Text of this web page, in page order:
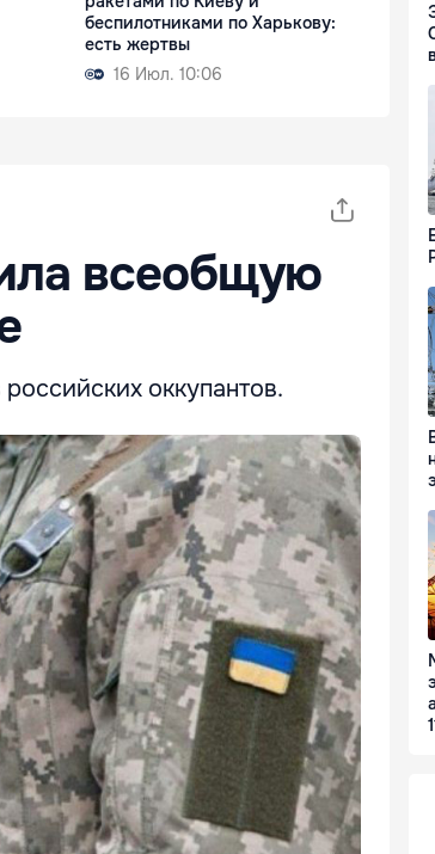
беспилотниками по Харькову:
есть жертвы
16 Июл. 10:06
всеобщую
оккупантов.